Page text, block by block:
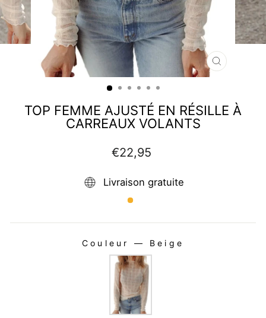
FERMER
TOP FEMME AJUSTÉ EN RÉSILLE À
CARREAUX VOLANTS
Prix
régulier
€22,95
Livraison gratuite
Couleur — Beige